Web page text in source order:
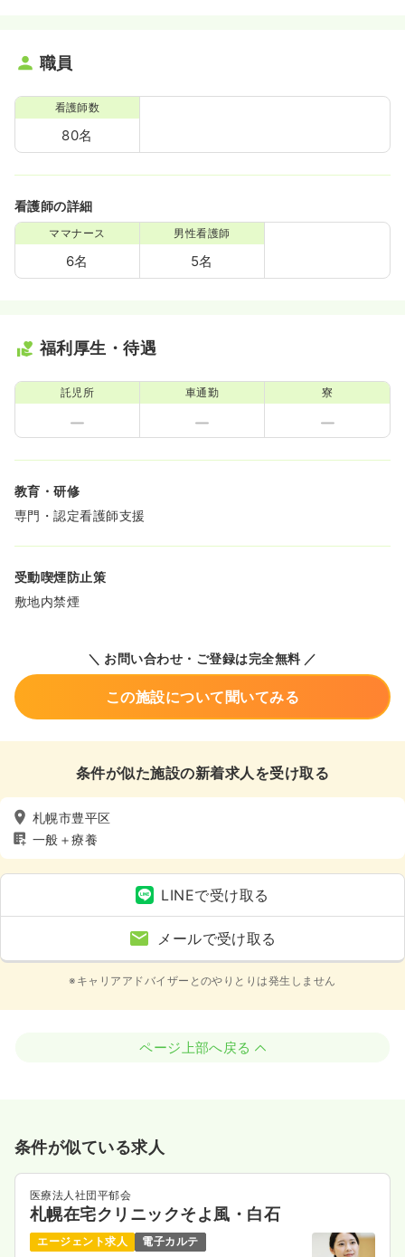
職員
看護師数
80名
看護師の詳細
ママナース
6名
男性看護師
5名
福利厚生・待遇
託児所 車通勤 寮
教育・研修
専門・認定看護師支援
受動喫煙防止策
敷地内禁煙
＼ お問い合わせ・ご登録は完全無料 ／
この施設について聞いてみる
条件が似た施設の新着求人を受け取る
札幌市豊平区
一般＋療養
LINEで受け取る
メールで受け取る
※キャリアアドバイザーとのやりとりは発生しません
ページ上部へ戻る
条件が似ている求人
医療法人社団平郁会
札幌在宅クリニックそよ風・白石
エージェント求人
電子カルテ